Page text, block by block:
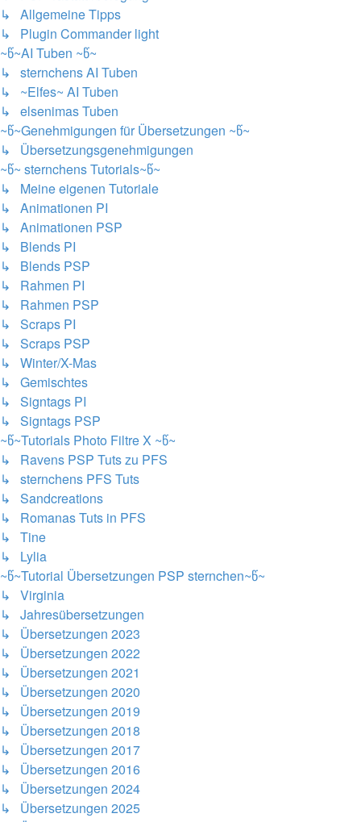
↳ Allgemeine Tipps
↳ Plugin Commander light
~წ~AI Tuben ~წ~
↳ sternchens AI Tuben
↳ ~Elfes~ AI Tuben
↳ elsenimas Tuben
~წ~Genehmigungen für Übersetzungen ~წ~
↳ Übersetzungsgenehmigungen
~წ~ sternchens Tutorials~წ~
↳ Meine eigenen Tutoriale
↳ Animationen PI
↳ Animationen PSP
↳ Blends PI
↳ Blends PSP
↳ Rahmen PI
↳ Rahmen PSP
↳ Scraps PI
↳ Scraps PSP
↳ Winter/X-Mas
↳ Gemischtes
↳ Signtags PI
↳ Signtags PSP
~წ~Tutorials Photo Filtre X ~წ~
↳ Ravens PSP Tuts zu PFS
↳ sternchens PFS Tuts
↳ Sandcreations
↳ Romanas Tuts in PFS
↳ Tine
↳ Lylia
~წ~Tutorial Übersetzungen PSP sternchen~წ~
↳ Virginia
↳ Jahresübersetzungen
↳ Übersetzungen 2023
↳ Übersetzungen 2022
↳ Übersetzungen 2021
↳ Übersetzungen 2020
↳ Übersetzungen 2019
↳ Übersetzungen 2018
↳ Übersetzungen 2017
↳ Übersetzungen 2016
↳ Übersetzungen 2024
↳ Übersetzungen 2025